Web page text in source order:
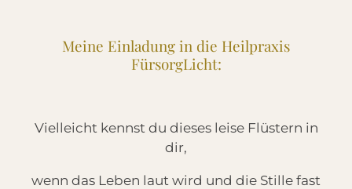
Meine Einladung in die Heilpraxis
FürsorgLicht:
Vielleicht kennst du dieses leise Flüstern in
dir,
wenn das Leben laut wird und die Stille fast